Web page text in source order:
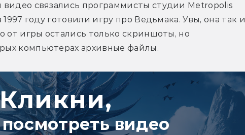
видео связались программисты студии Metropolis
году готовили игру про Ведьмака. Увы, она так и
от игры остались только скриншоты, но
компьютерах архивные файлы.
Кликни,
видео